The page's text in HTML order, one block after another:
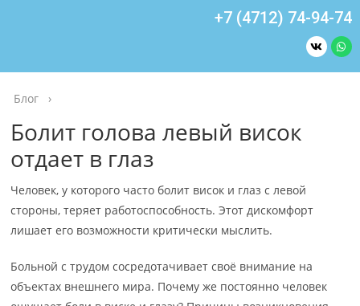
+7 (4712) 74-94-74
Блог ›
Болит голова левый висок
отдает в глаз
Человек, у которого часто болит висок и глаз с левой
стороны, теряет работоспособность. Этот дискомфорт
лишает его возможности критически мыслить.
Больной с трудом сосредотачивает своё внимание на
объектах внешнего мира. Почему же постоянно человек